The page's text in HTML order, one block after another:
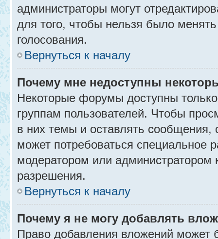
администраторы могут
для того, чтобы нельзя было
голосования.
Вернуться к началу
Почему мне недоступны
Некоторые форумы доступны
группам пользователей. Чтобы
в них темы и оставлять сообщения,
может потребоваться специальное
модератором или администратором
разрешения.
Вернуться к началу
Почему я не могу добавлять
Право добавления вложений может